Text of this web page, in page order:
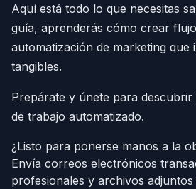
Aquí está todo lo que necesitas
guía, aprenderás cómo crear
automatización de marketing que
tangibles.
Prepárate y únete para descubrir
de trabajo automatizado.
¿Listo para ponerse manos a la
Envía correos electrónicos
profesionales y archivos